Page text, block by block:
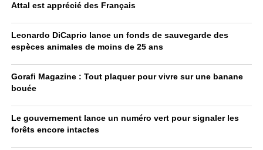
Attal est apprécié des Français
Leonardo DiCaprio lance un fonds de sauvegarde des
espèces animales de moins de 25 ans
Gorafi Magazine : Tout plaquer pour vivre sur une banane
bouée
Le gouvernement lance un numéro vert pour signaler les
forêts encore intactes